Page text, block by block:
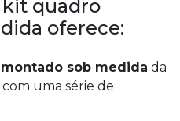
quadro
oferece:
sob medida da
uma série de